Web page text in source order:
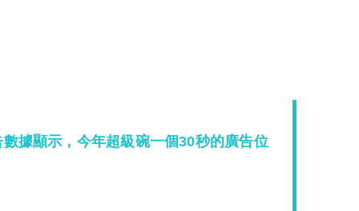
據顯示，今年超級碗一個30秒的廣告位